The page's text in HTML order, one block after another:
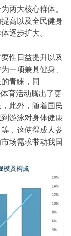
两大核心群体。
高以及全民健身
逐步扩大。
性日益提升以及
一项兼具健身、
青睐，同
育活动腾出了更
此外，随着国民
游泳对身体健康
，这使得成人参
场需求带动我国